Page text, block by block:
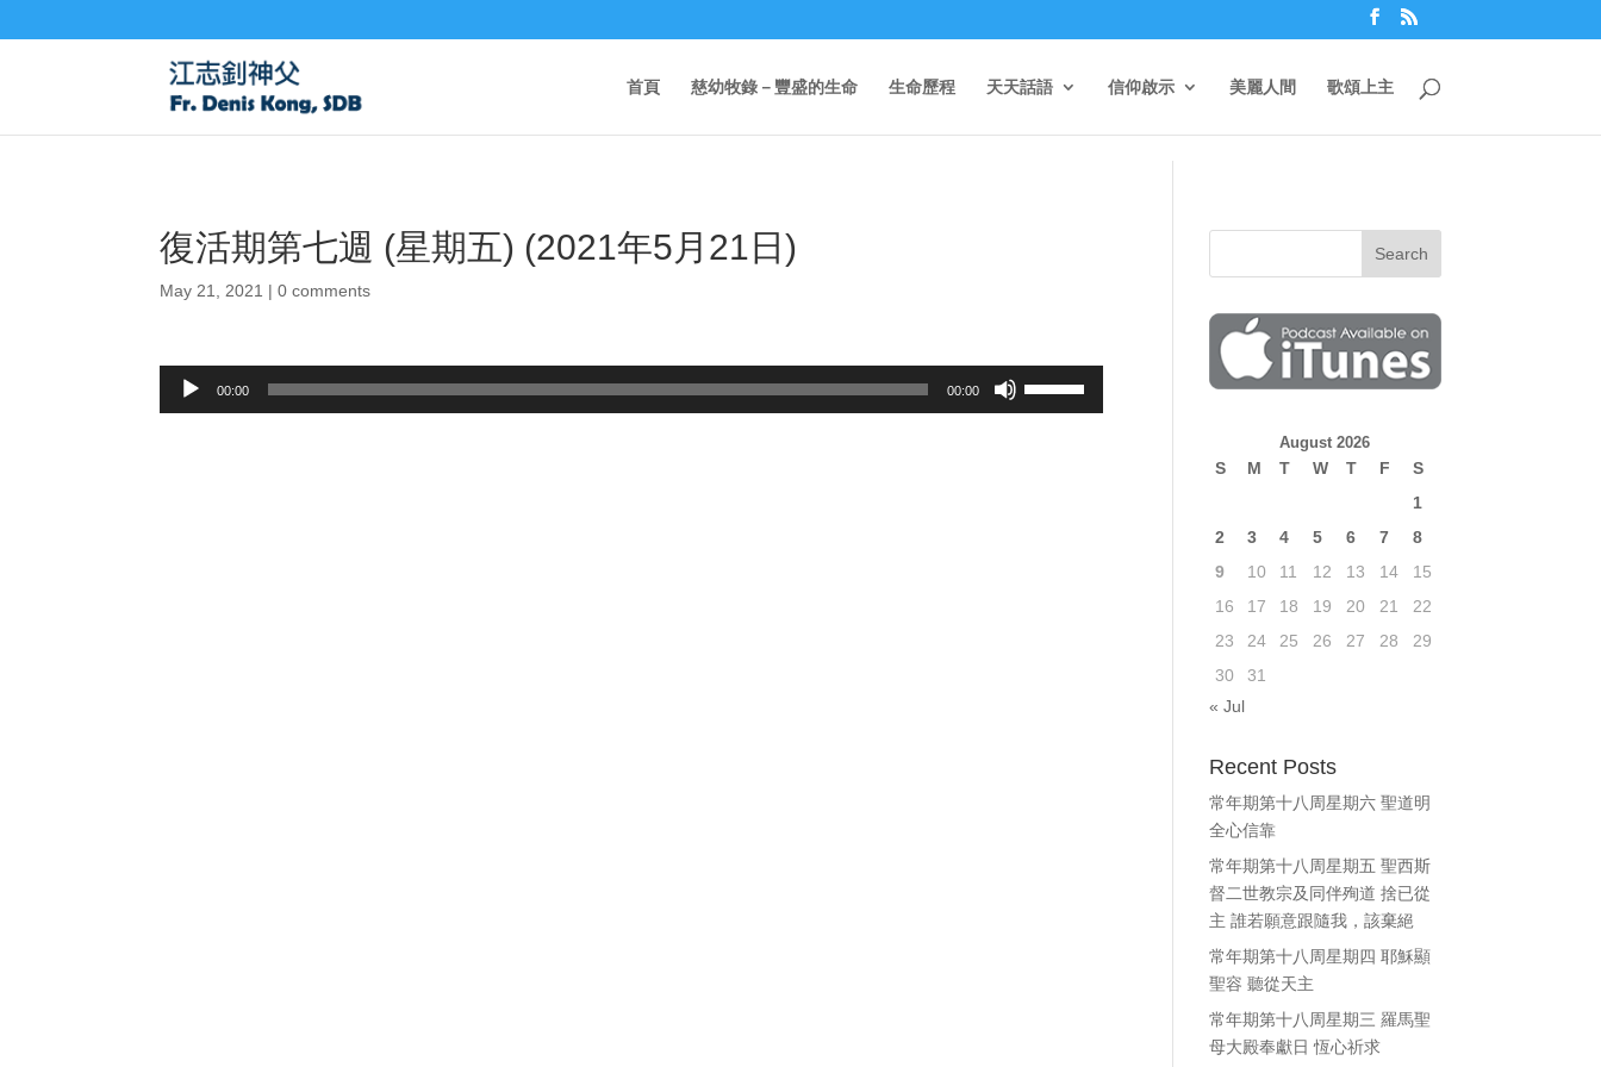
首頁 慈幼牧錄－豐盛的生命 生命歷程 天天話語 信仰啟示 美麗人間 歌頌上主
復活期第七週 (星期五) (2021年5月21日)
May 21, 2021 |0 comments
Audio
00:00 00:00
August 2026
S M T W T F
S
1
2
3 4 5 6 7
8
9
10 11 12 13 14
15
16
17 18 19 20 21
22
23
24 25 26 27 28
29
30
31
« Jul
Recent Posts
常年期第十八周星期六 聖道明
全心信靠
常年期第十八周星期五 聖西斯
督二世教宗及同伴殉道 捨已從
主 誰若願意跟隨我，該棄絕
常年期第十八周星期四 耶穌顯
聖容 聽從天主
常年期第十八周星期三 羅馬聖
母大殿奉獻日 恆心祈求